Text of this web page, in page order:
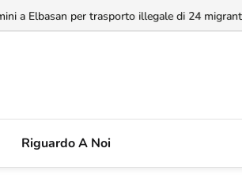
di Valona, MABCO ricorrerà all'arbitrato
Riguardo A Noi